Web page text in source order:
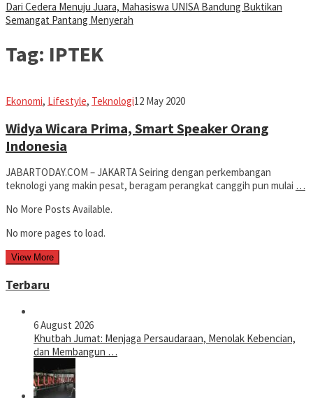
Dari Cedera Menuju Juara, Mahasiswa UNISA Bandung Buktikan
Semangat Pantang Menyerah
Tag: IPTEK
Ekonomi, Lifestyle, TeknologiJabar
12 May 2020
Widya Wicara Prima, Smart Speaker Orang
Indonesia
JABARTODAY.COM – JAKARTA Seiring dengan perkembangan
teknologi yang makin pesat, beragam perangkat canggih pun mulai …
No More Posts Available.
No more pages to load.
View More
Terbaru
6 August 2026
Khutbah Jumat: Menjaga Persaudaraan, Menolak Kebencian,
dan Membangun …